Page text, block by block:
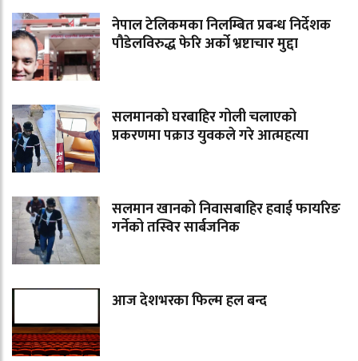
नेपाल टेलिकमका निलम्बित प्रबन्ध निर्देशक
पौडेलविरुद्ध फेरि अर्को भ्रष्टाचार मुद्दा
सलमानको घरबाहिर गोली चलाएको
प्रकरणमा पक्राउ युवकले गरे आत्महत्या
सलमान खानको निवासबाहिर हवाई फायरिङ
गर्नेको तस्विर सार्बजनिक
आज देशभरका फिल्म हल बन्द